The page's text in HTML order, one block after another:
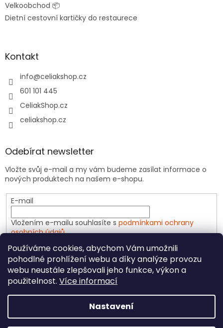
Používáme cookies, abychom Vám umožnili
pohodlné prohlížení webu a díky analýze provozu
webu neustále zlepšovali jeho funkce, výkon a
použitelnost. Více informací
Nastavení
Velkoobchod 📦
Dietní cestovní kartičky do restaurece
Kontakt
info@celiakshop.cz
601 101 445
CeliakShop.cz
celiakshop.cz
Odebírat newsletter
Vložte svůj e-mail a my vám budeme zasílat informace o
nových produktech na našem e-shopu.
E-mail
Vložením e-mailu souhlasíte s podmínkami ochrany
osobních údajů
PŘIHLÁSIT SE